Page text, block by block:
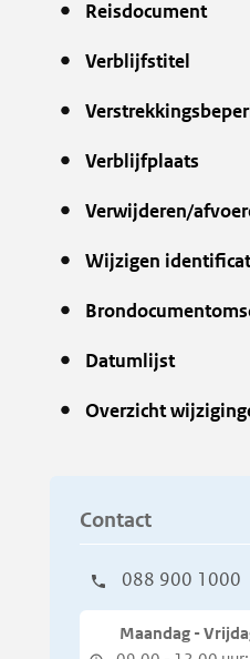
Reisdocument
Verblijfstitel
Verblijfplaats
Verwijderen/
Wijzigen
Datumlijst
Overzicht
Contact
088 900 1000
Maandag -